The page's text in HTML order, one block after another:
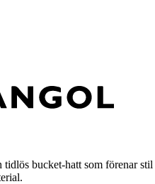
bucket-hatt som förenar stil